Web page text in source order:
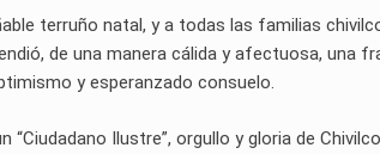
terruño natal, y a todas las familias
de una manera cálida y afectuosa, una
y esperanzado consuelo.
“Ciudadano Ilustre”, orgullo y gloria de